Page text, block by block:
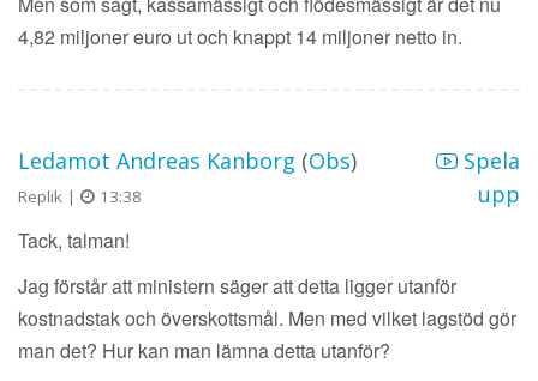
4,82 miljoner euro ut och knappt 14 miljoner netto in.
Ledamot Andreas Kanborg (Obs)
Replik | 13:38
Spela
upp
Tack, talman!
Jag förstår att ministern säger att detta ligger utanför
kostnadstak och överskottsmål. Men med vilket lagstöd gör
man det? Hur kan man lämna detta utanför?